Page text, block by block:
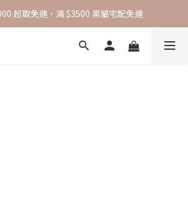
超取免運，滿 $3500 黑貓宅配免運
超取免運，滿 $3500 黑貓宅配免運
Line 帳號，即可獲得 50 元折扣碼